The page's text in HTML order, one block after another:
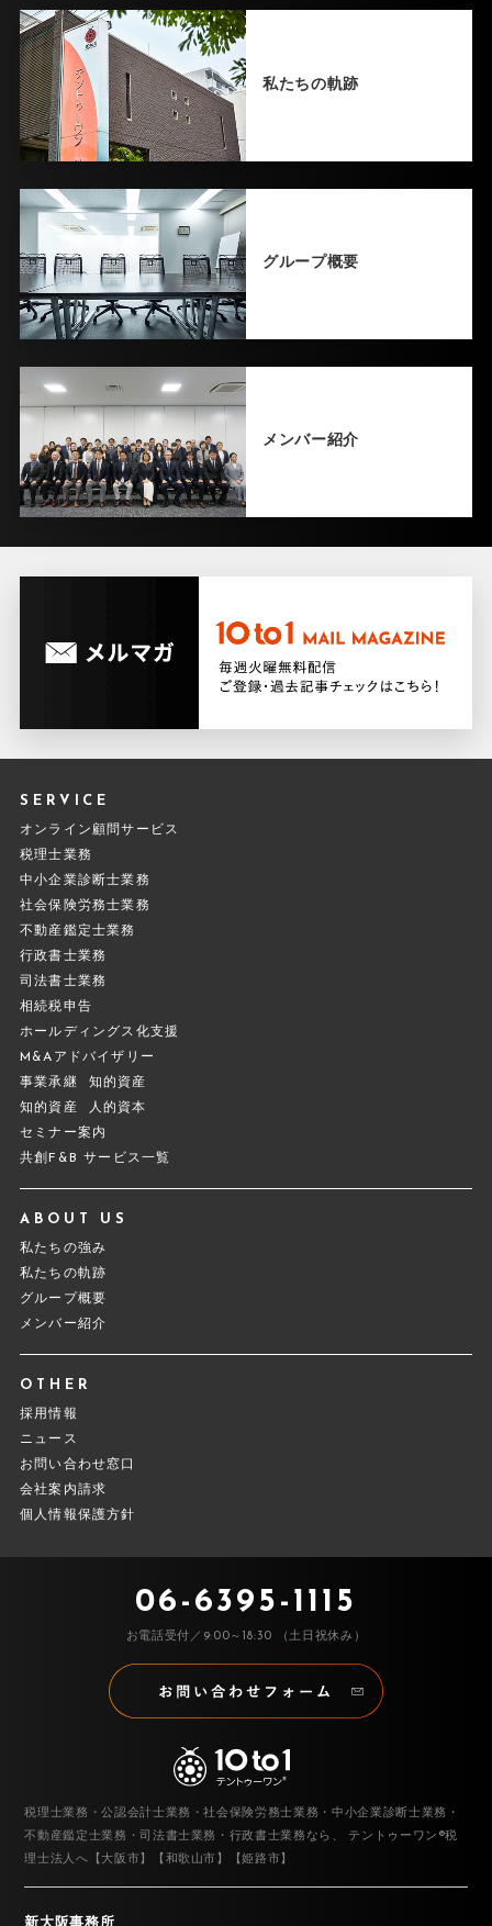
私たちの軌跡
グループ概要
メンバー紹介
SERVICE
オンライン顧問サービス
税理士業務
中小企業診断士業務
社会保険労務士業務
不動産鑑定士業務
行政書士業務
司法書士業務
相続税申告
ホールディングス化支援
M&Aアドバイザリー
事業承継
知的資産
知的資産
人的資本
セミナー案内
共創F&B サービス一覧
ABOUT US
私たちの強み
私たちの軌跡
グループ概要
メンバー紹介
OTHER
採用情報
ニュース
お問い合わせ窓口
会社案内請求
個人情報保護方針
06-6395-1115
お電話受付／9:00～18:30 （土日祝休み）
税理士業務・公認会計士業務・社会保険労務士業務・中小企業診断士業務・
不動産鑑定士業務・司法書士業務・行政書士業務なら、
テントゥーワン®税
理士法人へ【大阪市】【和歌山市】【姫路市】